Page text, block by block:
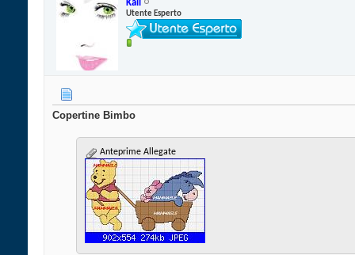
Kali
Utente Esperto
Copertine Bimbo
Anteprime Allegate